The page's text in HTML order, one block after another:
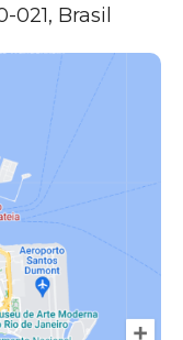
021, Brasil